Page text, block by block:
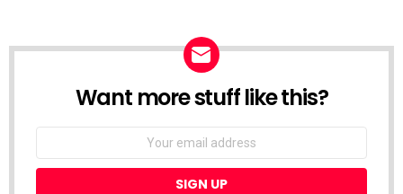
NEWSLETTER
Want more stuff like this?